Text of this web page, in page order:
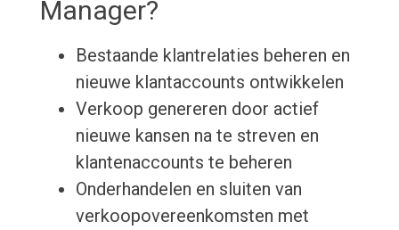
Manager?
Bestaande klantrelaties beheren en
nieuwe klantaccounts ontwikkelen
Verkoop genereren door actief
nieuwe kansen na te streven en
klantenaccounts te beheren
Onderhandelen en sluiten van
verkoopovereenkomsten met